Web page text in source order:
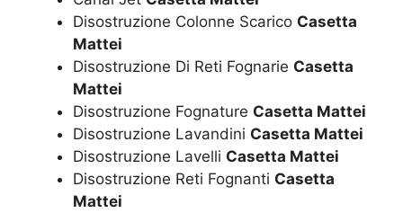
Disostruzione Colonne Scarico Casetta
Mattei
Disostruzione Di Reti Fognarie Casetta
Mattei
Disostruzione Fognature Casetta Mattei
Disostruzione Lavandini Casetta Mattei
Disostruzione Lavelli Casetta Mattei
Disostruzione Reti Fognanti Casetta
Mattei